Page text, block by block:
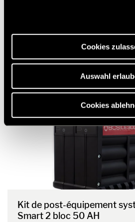
Webseite gesetzt, die für den
erforderlich sind.
Cookies
Auswahl
Cookies
Kit de post-équipement
Smart 2 bloc 50 AH